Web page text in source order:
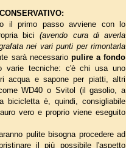
il primo passo avviene con lo
bici(avendo cura di averla
nei vari punti per rimontarla
sarà necessario pulire a fondo
tecniche: c'è chi usa uno
acqua e sapone per piatti, altri
WD40 o Svitol (il gasolio, a
bicicletta è, quindi, consigliabile
vero e proprio viene eseguito
pulite bisogna procedere ad
il più possibile l'aspetto